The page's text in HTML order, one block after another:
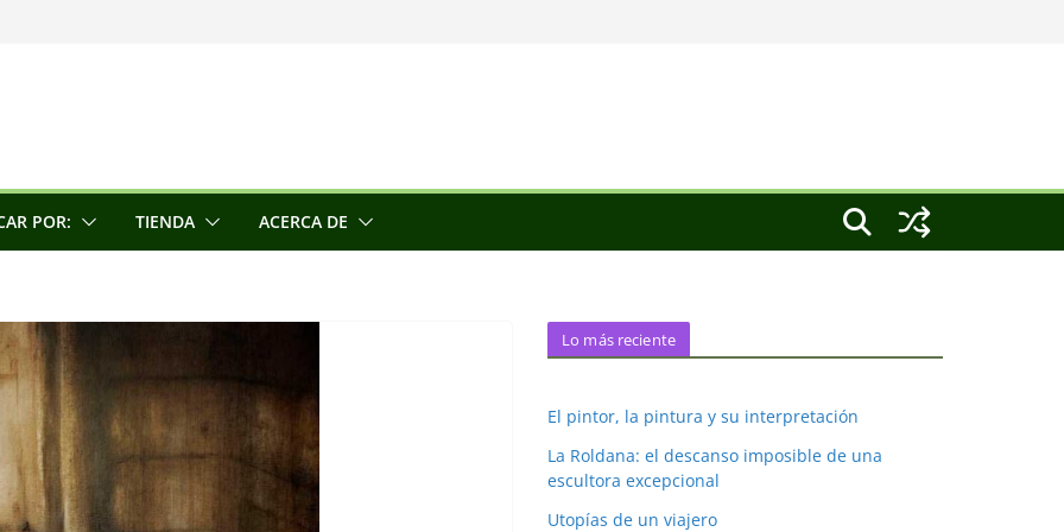
escultora
la conciencia
POR: TIENDA ACERCA DE
Lo más reciente
El pintor, la pintura y su interpretación
La Roldana: el descanso imposible de una
escultora excepcional
Utopías de un viajero